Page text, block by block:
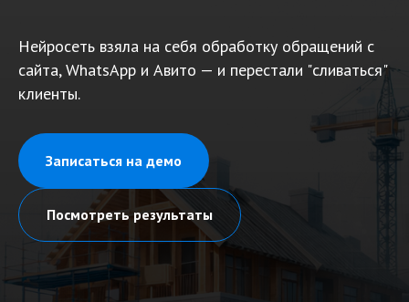
Нейросеть взяла на себя обработку обращений с
сайта, WhatsApp и Авито — и перестали "сливаться"
клиенты.
Записаться на демо
Посмотреть результаты